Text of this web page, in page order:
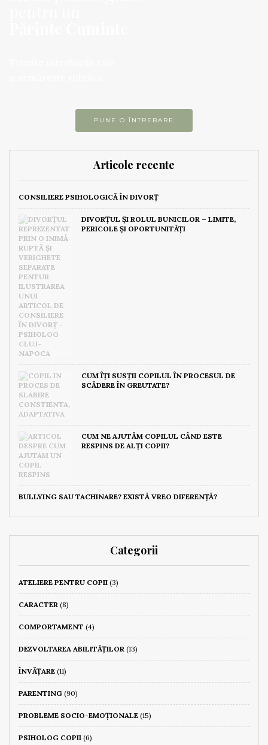
PUNE O ÎNTREBARE
Articole recente
CONSILIERE PSIHOLOGICĂ ÎN DIVORȚ
DIVORȚUL ȘI ROLUL BUNICILOR – LIMITE,
PERICOLE ȘI OPORTUNITĂȚI
CUM ÎȚI SUSȚII COPILUL ÎN PROCESUL DE
SCĂDERE ÎN GREUTATE?
CUM NE AJUTĂM COPILUL CÂND ESTE
RESPINS DE ALȚI COPII?
BULLYING SAU TACHINARE? EXISTĂ VREO DIFERENȚĂ?
Categorii
ATELIERE PENTRU COPII (3)
CARACTER (8)
COMPORTAMENT (4)
DEZVOLTAREA ABILITĂȚILOR (13)
ÎNVĂȚARE (11)
PARENTING (90)
PROBLEME SOCIO-EMOȚIONALE (15)
PSIHOLOG COPII (6)